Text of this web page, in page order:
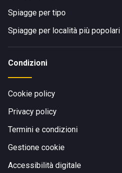
Spiagge per tipo
Spiagge per località più popolari
Condizioni
Cookie policy
Privacy policy
Termini e condizioni
Gestione cookie
Accessibilità digitale